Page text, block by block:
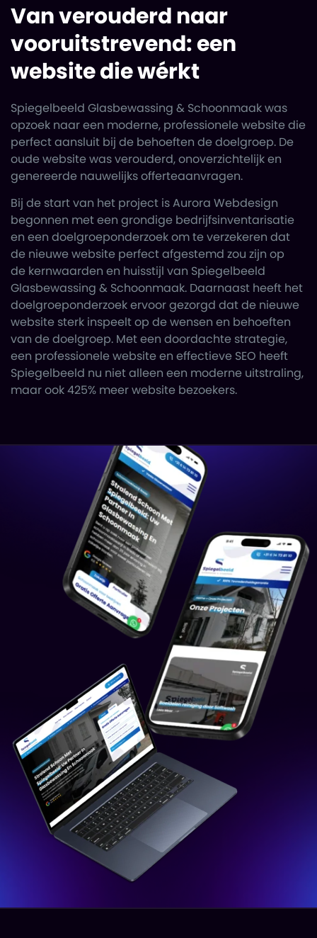
Van verouderd naar
vooruitstrevend: een
website die wérkt
Spiegelbeeld Glasbewassing & Schoonmaak was
opzoek naar een moderne, professionele website die
perfect aansluit bij de behoeften de doelgroep. De
oude website was verouderd, onoverzichtelijk en
genereerde nauwelijks offerteaanvragen.
Bij de start van het project is Aurora Webdesign
begonnen met een grondige bedrijfsinventarisatie
en een doelgroeponderzoek om te verzekeren dat
de nieuwe website perfect afgestemd zou zijn op
de kernwaarden en huisstijl van Spiegelbeeld
Glasbewassing & Schoonmaak. Daarnaast heeft het
doelgroeponderzoek ervoor gezorgd dat de nieuwe
website sterk inspeelt op de wensen en behoeften
van de doelgroep. Met een doordachte strategie,
een professionele website en effectieve SEO heeft
Spiegelbeeld nu niet alleen een moderne uitstraling,
maar ook 425% meer website bezoekers.